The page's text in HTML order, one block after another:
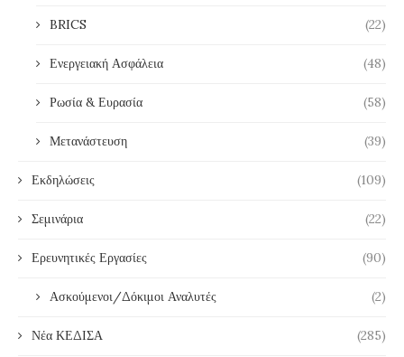
BRICS (22)
Ενεργειακή Ασφάλεια (48)
Ρωσία & Ευρασία (58)
Μετανάστευση (39)
Εκδηλώσεις (109)
Σεμινάρια (22)
Ερευνητικές Εργασίες (90)
Ασκούμενοι/Δόκιμοι Αναλυτές (2)
Νέα ΚΕΔΙΣΑ (285)